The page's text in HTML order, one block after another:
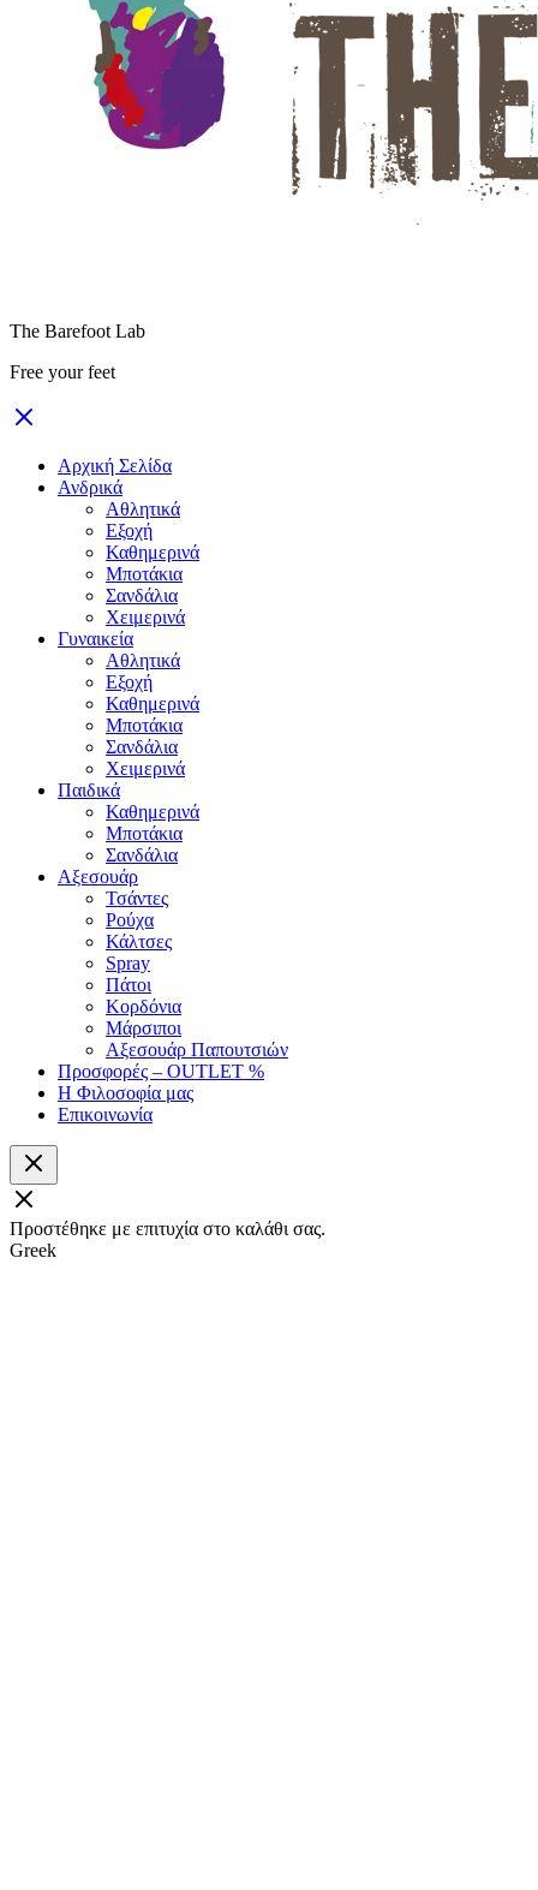
The Barefoot Lab
Free your feet
Αρχική Σελίδα
Ανδρικά
Αθλητικά
Εξοχή
Καθημερινά
Μποτάκια
Σανδάλια
Χειμερινά
Γυναικεία
Αθλητικά
Εξοχή
Καθημερινά
Μποτάκια
Σανδάλια
Χειμερινά
Παιδικά
Καθημερινά
Μποτάκια
Σανδάλια
Αξεσουάρ
Τσάντες
Ρούχα
Κάλτσες
Spray
Πάτοι
Κορδόνια
Μάρσιποι
Αξεσουάρ Παπουτσιών
Προσφορές – OUTLET %
Η Φιλοσοφία μας
Επικοινωνία
Προστέθηκε με επιτυχία στο καλάθι σας.
Greek